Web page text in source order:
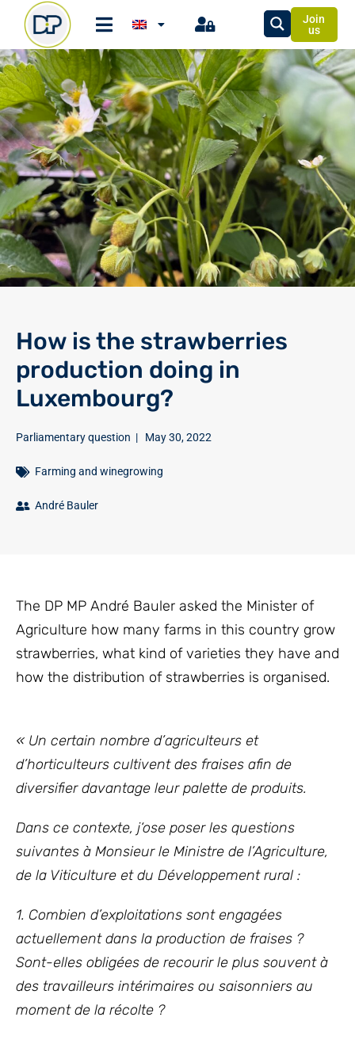
Join
us
How is the strawberries
production doing in
Luxembourg?
Parliamentary question | May 30, 2022
Farming and winegrowing
André Bauler
The DP MP André Bauler asked the Minister of
Agriculture how many farms in this country grow
strawberries, what kind of varieties they have and
how the distribution of strawberries is organised.
« Un certain nombre d’agriculteurs et
d’horticulteurs cultivent des fraises afin de
diversifier davantage leur palette de produits.
Dans ce contexte, j‘ose poser les questions
suivantes à Monsieur le Ministre de l’Agriculture,
de la Viticulture et du Développement rural :
1. Combien d’exploitations sont engagées
actuellement dans la production de fraises ?
Sont-elles obligées de recourir le plus souvent à
des travailleurs intérimaires ou saisonniers au
moment de la récolte ?